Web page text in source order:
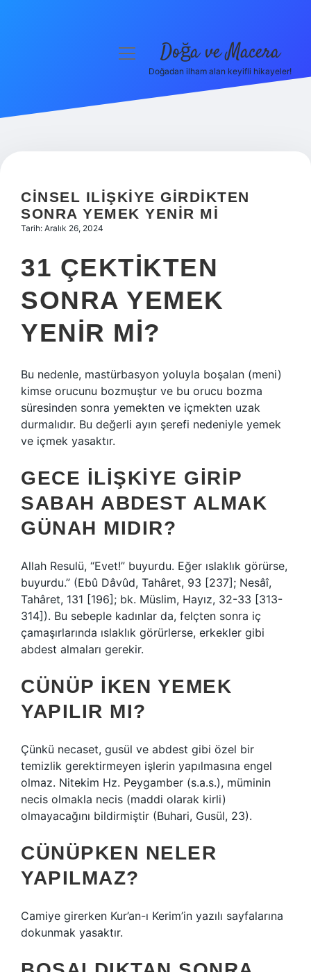
Hakkımızda
menüyü Doğa ve Macera
Doğadan ilham alan keyifli hikayeler!
CINSEL ILIŞKIYE GIRDIKTEN
SONRA YEMEK YENIR MI
Tarih: Aralık 26, 2024
31 ÇEKTIKTEN
SONRA YEMEK
YENIR MI?
Bu nedenle, mastürbasyon yoluyla boşalan (meni)
kimse orucunu bozmuştur ve bu orucu bozma
süresinden sonra yemekten ve içmekten uzak
durmalıdır. Bu değerli ayın şerefi nedeniyle yemek
ve içmek yasaktır.
GECE ILIŞKIYE GIRIP
SABAH ABDEST ALMAK
GÜNAH MIDIR?
Allah Resulü, “Evet!” buyurdu. Eğer ıslaklık görürse,
buyurdu.” (Ebû Dâvûd, Tahâret, 93 [237]; Nesâî,
Tahâret, 131 [196]; bk. Müslim, Hayız, 32-33 [313-
314]). Bu sebeple kadınlar da, felçten sonra iç
çamaşırlarında ıslaklık görürlerse, erkekler gibi
abdest almaları gerekir.
CÜNÜP IKEN YEMEK
YAPILIR MI?
Çünkü necaset, gusül ve abdest gibi özel bir
temizlik gerektirmeyen işlerin yapılmasına engel
olmaz. Nitekim Hz. Peygamber (s.a.s.), müminin
necis olmakla necis (maddi olarak kirli)
olmayacağını bildirmiştir (Buhari, Gusül, 23).
CÜNÜPKEN NELER
YAPILMAZ?
Camiye girerken Kur’an-ı Kerim’in yazılı sayfalarına
dokunmak yasaktır.